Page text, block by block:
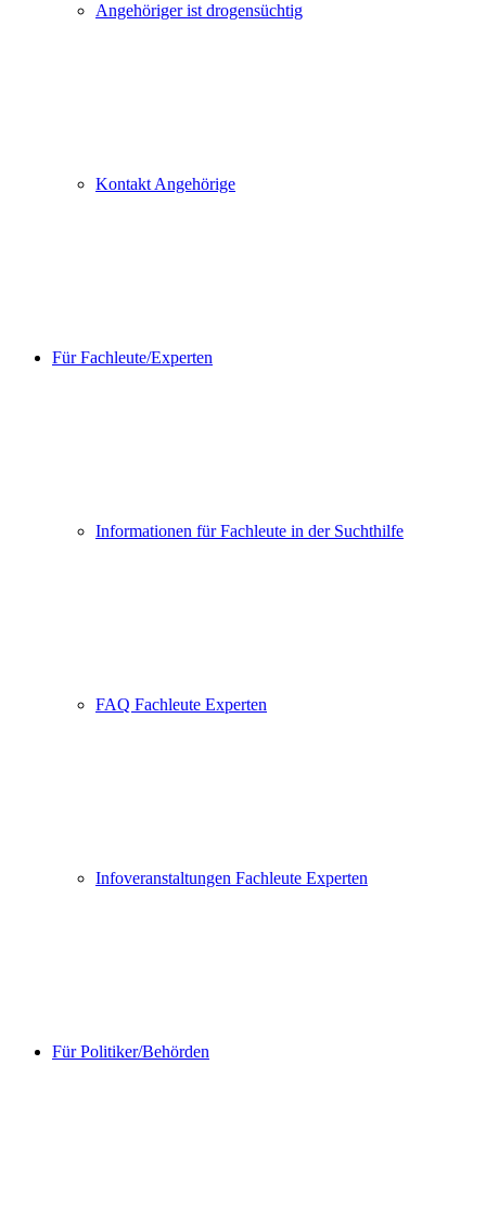
Angehöriger ist drogensüchtig
Kontakt Angehörige
Für Fachleute/Experten
Informationen für Fachleute in der Suchthilfe
FAQ Fachleute Experten
Infoveranstaltungen Fachleute Experten
Für Politiker/Behörden